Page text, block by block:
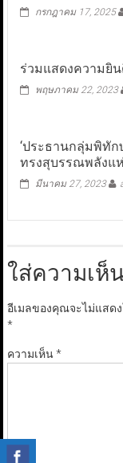
กรกฎาคม 17, 2025
ร่วมแสดงความยิ
พฤษภาคม 22, 2023
‘ประธานกลุ่มพิทัก
ทรงสุบรรณพลังแ
มีนาคม 27, 2023
ใส่ความเห็
อีเมลของคุณจะไม่แสด
*
ความเห็น*